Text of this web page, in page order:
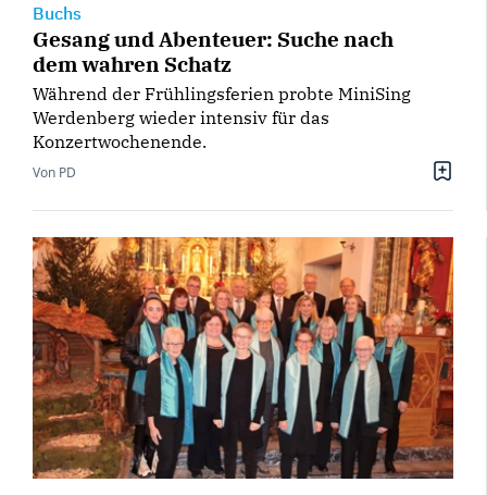
Buchs
Gesang und Abenteuer: Suche nach
dem wahren Schatz
Während der Frühlingsferien probte MiniSing
Werdenberg wieder intensiv für das
Konzertwochenende.
Von PD